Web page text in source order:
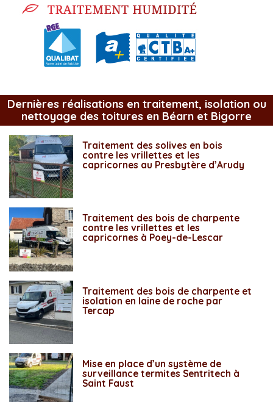
Dernières réalisations en traitement, isolation ou
nettoyage des toitures en Béarn et Bigorre
Traitement des solives en bois
contre les vrillettes et les
capricornes au Presbytère d’Arudy
Traitement des bois de charpente
contre les vrillettes et les
capricornes à Poey-de-Lescar
Traitement des bois de charpente et
isolation en laine de roche par
Tercap
Mise en place d’un système de
surveillance termites Sentritech à
Saint Faust